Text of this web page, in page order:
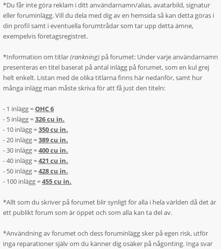
*Du får inte göra reklam i ditt användarnamn/alias, avatarbild, signatur
eller foruminlägg. Vill du dela med dig av en hemsida så kan detta göras i
din profil samt i eventuella forumtrådar som tar upp detta ämne,
exempelvis företagsregistret.
*Information om titlar(rankning) på forumet: Under varje användarnamn
presenteras en titel baserat på antal inlägg på forumet, som en kul grej
helt enkelt. Listan med de olika titlarna finns här nedanför, samt hur
många inlägg man måste skriva för att få just den titeln:
- 1 inlägg =OHC 6
- 5 inlägg =326 cu in.
- 10 inlägg =350 cu in.
- 20 inlägg =389 cu in.
- 30 inlägg =400 cu in.
- 40 inlägg =421 cu in.
- 50 inlägg =428 cu in.
- 100 inlägg =455 cu in.
*Allt som du skriver på forumet blir synligt för alla i hela världen då det är
ett publikt forum som är öppet och som alla kan ta del av.
*Användning av forumet och dess foruminlägg sker på egen risk, utför
inga reparationer själv om du känner dig osäker på någonting. Inga svar